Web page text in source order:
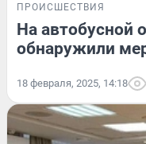
ПРОИСШЕСТВИЯ
На автобусной
обнаружили
18 февраля, 2025, 14:18